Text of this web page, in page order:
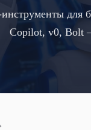
для
Copilot, v0, Bolt